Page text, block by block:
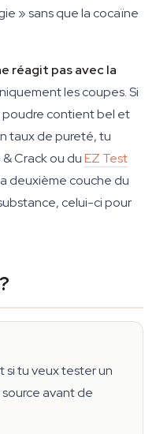
» sans que la cocaïne
réagit pas avec la
les coupes. Si
contient bel et
taux de pureté, tu
Crack ou duEZ Test
deuxième couche du
celui-ci pour
si tu veux tester un
avant de